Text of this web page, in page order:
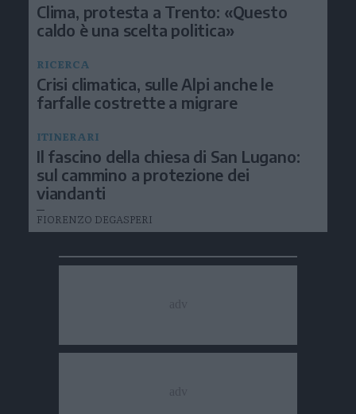
Clima, protesta a Trento: «Questo
caldo è una scelta politica»
RICERCA
Crisi climatica, sulle Alpi anche le
farfalle costrette a migrare
ITINERARI
Il fascino della chiesa di San Lugano:
sul cammino a protezione dei
viandanti
FIORENZO DEGASPERI